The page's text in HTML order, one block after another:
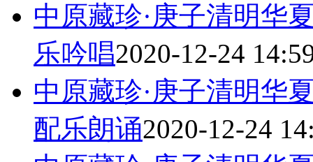
中原藏珍·庚子清明华
乐吟唱2020-12-24
中原藏珍·庚子清明华
配乐朗诵2020-12-24